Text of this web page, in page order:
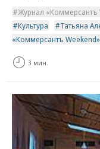
Журнал «Коммерсантъ
Культура
Татьяна
«Коммерсантъ Weekend»
3 мин.